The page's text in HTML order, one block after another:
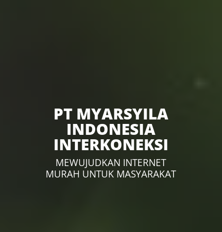
PT MYARSYILA
INDONESIA
INTERKONEKSI
MEWUJUDKAN INTERNET
MURAH UNTUK MASYARAKAT